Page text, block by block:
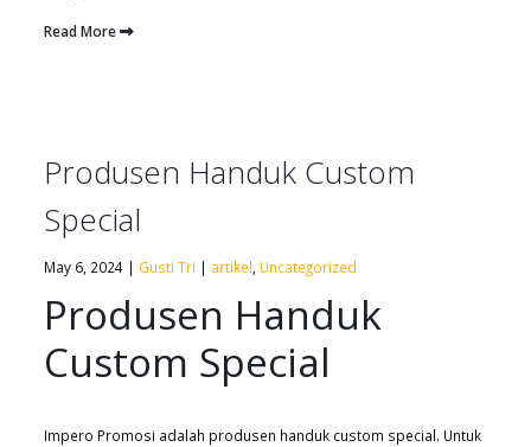
Read More
Produsen Handuk Custom
Special
May 6, 2024 | Gusti Tri | artikel Uncategorized
Produsen Handuk
Custom Special
Impero Promosi adalah produsen handuk custom special. Untuk